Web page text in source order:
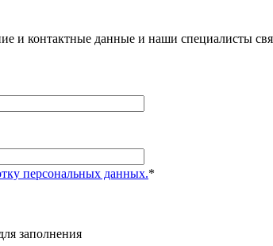
и контактные данные и наши специалисты
персональных данных.*
заполнения